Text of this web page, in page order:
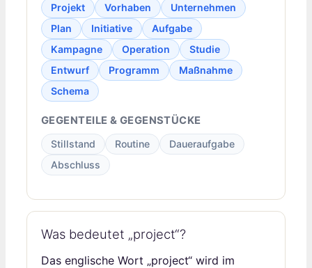
Projekt Vorhaben
Unternehmen
Plan
Initiative
Aufgabe
Kampagne
Operation
Studie
Entwurf
Programm
Maßnahme
Schema
GEGENTEILE & GEGENSTÜCKE
Stillstand Routine
Daueraufgabe
Abschluss
Was bedeutet „project“?
Das englische Wort „project“ wird im